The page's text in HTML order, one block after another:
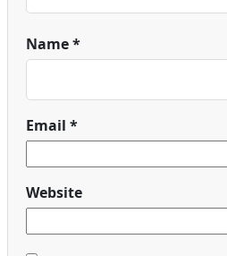
Name*
Email *
Website